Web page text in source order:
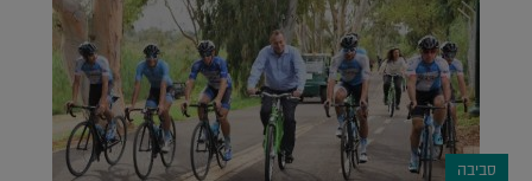
סביבה